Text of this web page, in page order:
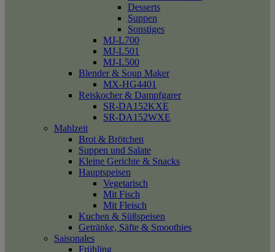
Desserts
Suppen
Sonstiges
MJ-L700
MJ-L501
MJ-L500
Blender & Soup Maker
MX-HG4401
Reiskocher & Dampfgarer
SR-DA152KXE
SR-DA152WXE
Mahlzeit
Brot & Brötchen
Suppen und Salate
Kleine Gerichte & Snacks
Hauptspeisen
Vegetarisch
Mit Fisch
Mit Fleisch
Kuchen & Süßspeisen
Getränke, Säfte & Smoothies
Saisonales
Frühling